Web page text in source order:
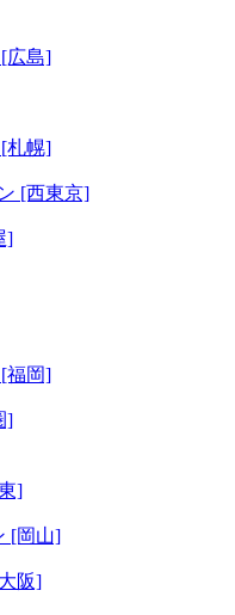
広島]
札幌]
[西東京]
]
福岡]
]
]
[岡山]
阪]